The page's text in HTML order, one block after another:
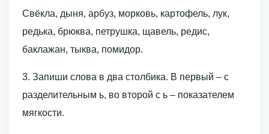
Свёкла, дыня, арбуз, морковь, картофель, лук,
редька, брюква, петрушка, щавель, редис,
баклажан, тыква, помидор.
3. Запиши слова в два столбика. В первый – с
разделительным ь, во второй с ь – показателем
мягкости.